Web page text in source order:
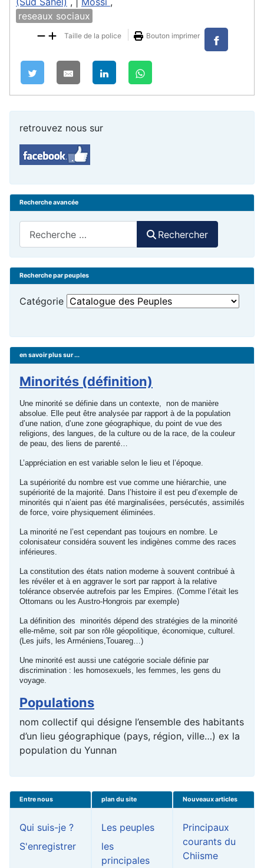
reseaux sociaux
Taille de la police Bouton imprimer
retrouvez nous sur
Recherche avancée
Rechercher
Recherche par peuples
Catégorie
en savoir plus sur ...
Minorités (définition)
Une minorité se définie dans un contexte, non de manière
absolue. Elle peut être analysée par rapport à de la population
d’une nation, d’une zone géographique, du point de vue des
religions, des langues, de la culture ou de la race, de la couleur
de peau, des liens de parenté…
L’appréciation en est variable selon le lieu et l’époque.
La supériorité du nombre est vue comme une hiérarchie, une
supériorité de la majorité. Dans l’histoire il est peu d’exemple de
minorités qui n’aient pas été marginalisées, persécutés, assimilés
de force, voire physiquement éliminées.
La minorité ne l’est cependant pas toujours en nombre. Le
colonisateur considéra souvent les indigènes comme des races
inférieures.
La constitution des états nation moderne à souvent contribué à
les révéler et à en aggraver le sort par rapport à la relative
tolérance observée autrefois par les Empires. (Comme l’était les
Ottomans ou les Austro-Hongrois par exemple)
La définition des minorités dépend des stratégies de la minorité
elle-même, soit par son rôle géopolitique, économique, culturel.
(Les juifs, les Arméniens,Touareg…)
Une minorité est aussi une catégorie sociale définie par
discrimination : les homosexuels, les femmes, les gens du
voyage.
Populations
nom collectif qui désigne l’ensemble des habitants
d’un lieu géographique (pays, région, ville…) ex la
population du Yunnan
Entre nous
Qui suis-je ?
S'enregistrer
plan du site
Les peuples
les
principales
Nouveaux articles
Principaux
courants du
Chiisme